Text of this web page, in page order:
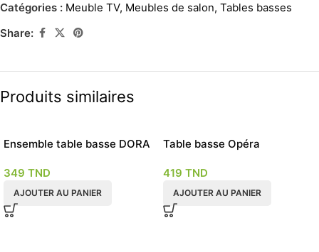
Catégories : Meuble TV, Meubles de salon, Tables basses
Share:
Produits similaires
Ensemble table basse DORA
349 TND
AJOUTER AU PANIER
Table basse Opéra
419 TND
AJOUTER AU PANIER